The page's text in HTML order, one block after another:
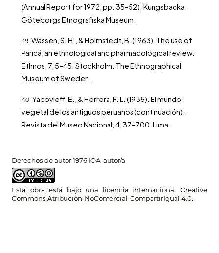
Derechos de autor 1976 IOA-autor/a
Esta obra está bajo una licencia internacional Creative
Commons Atribución-NoComercial-CompartirIgual 4.0.
(Annual Report for 1972, pp. 35–52). Kungsbacka:
Göteborgs Etnografiska Museum.
Wassen, S. H., & Holmstedt, B. (1963). The use of
Paricá, an ethnological and pharmacological review.
Ethnos, 7, 5–45. Stockholm: The Ethnographical
Museum of Sweden.
Yacovleff, E., & Herrera, F. L. (1935). El mundo
vegetal de los antiguos peruanos (continuación).
Revista del Museo Nacional, 4, 37–700. Lima.